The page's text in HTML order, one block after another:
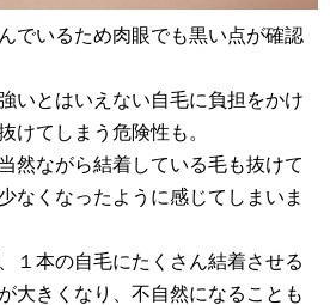
でいるため肉眼でも黒い点が確認
いとはいえない自毛に負担をかけ
けてしまう危険性も。
然ながら結着している毛も抜けて
なくなったように感じてしまいま
１本の自毛にたくさん結着させる
大きくなり、不自然になることも